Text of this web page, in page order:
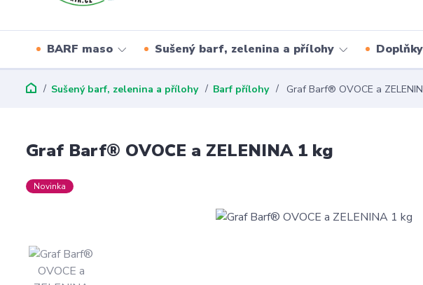
BARF maso Sušený barf, zelenina a přílohy Doplňky
Sušený barf, zelenina a přílohy Barf přílohy Graf Barf® OVOCE a
Graf Barf® OVOCE a ZELENINA 1 kg
Novinka